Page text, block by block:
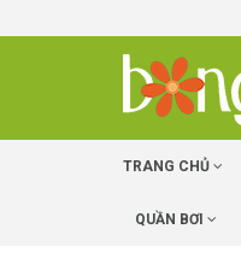
TRANG CHỦ
QUẦN BƠI